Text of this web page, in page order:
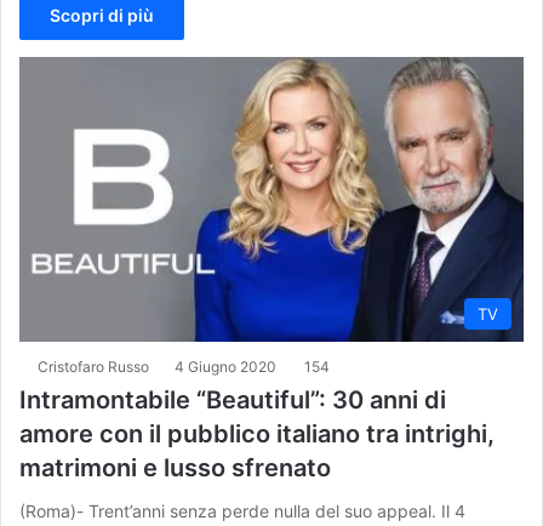
Scopri di più
TV
Cristofaro Russo 4 Giugno 2020 154
Intramontabile “Beautiful”: 30 anni di
amore con il pubblico italiano tra intrighi,
matrimoni e lusso sfrenato
(Roma)- Trent’anni senza perde nulla del suo appeal. Il 4